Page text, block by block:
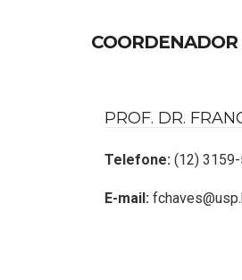
PROF. DR.
Telefone: (12)
E-mail: